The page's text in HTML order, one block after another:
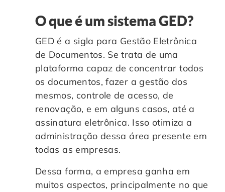
O que é um sistema GED?
GED é a sigla para Gestão Eletrônica
de Documentos. Se trata de uma
plataforma capaz de concentrar todos
os documentos, fazer a gestão dos
mesmos, controle de acesso, de
renovação, e em alguns casos, até a
assinatura eletrônica. Isso otimiza a
administração dessa área presente em
todas as empresas.
Dessa forma, a empresa ganha em
muitos aspectos, principalmente no que